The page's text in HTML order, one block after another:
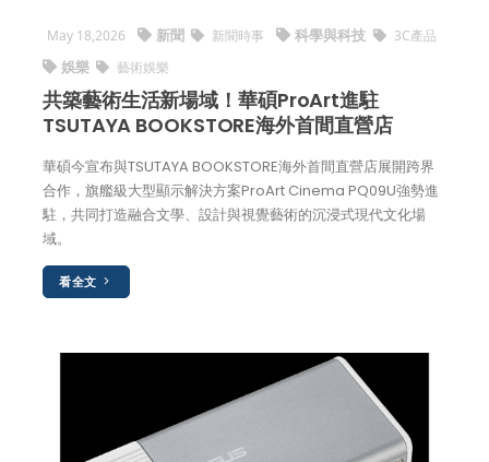
May 18,2026 新聞 新聞時事 科學與科技 3C產品
娛樂 藝術娛樂
共築藝術生活新場域！華碩ProArt進駐
TSUTAYA BOOKSTORE海外首間直營店
華碩今宣布與TSUTAYA BOOKSTORE海外首間直營店展開跨界
合作，旗艦級大型顯示解決方案ProArt Cinema PQ09U強勢進
駐，共同打造融合文學、設計與視覺藝術的沉浸式現代文化場
域。
看全文